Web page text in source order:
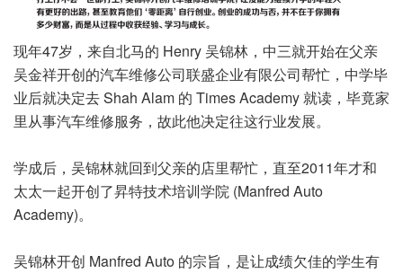
现年47岁，来自北马的 Henry 吴锦林，中三就开始在父亲
吴金祥开创的汽车维修公司联盛企业有限公司帮忙，中学毕
业后就决定去 Shah Alam 的 Times Academy 就读，毕竟家
里从事汽车维修服务，故此他决定往这行业发展。
学成后，吴锦林就回到父亲的店里帮忙，直至2011年才和
太太一起开创了昇特技术培训学院 (Manfred Auto
Academy)。
吴锦林开创 Manfred Auto 的宗旨，是让成绩欠佳的学生有